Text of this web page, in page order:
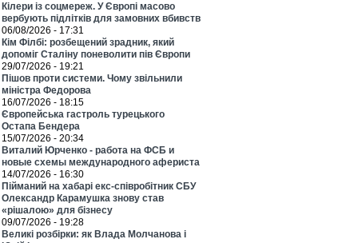
Кілери із соцмереж. У Європі масово
вербують підлітків для замовних вбивств
06/08/2026 - 17:31
Кім Філбі: розбещений зрадник, який
допоміг Сталіну поневолити пів Європи
29/07/2026 - 19:21
Пішов проти системи. Чому звільнили
міністра Федорова
16/07/2026 - 18:15
Європейська гастроль турецького
Остапа Бендера
15/07/2026 - 20:34
Виталий Юрченко - работа на ФСБ и
новые схемы международного афериста
14/07/2026 - 16:30
Пійманий на хабарі екс-співробітник СБУ
Олександр Карамушка знову став
«рішалою» для бізнесу
09/07/2026 - 19:28
Великі розбірки: як Влада Молчанова і